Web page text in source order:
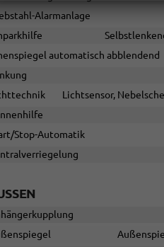
Alarmanlage
automatisch abblendend
Lichtsensor,
Stop-Automatik